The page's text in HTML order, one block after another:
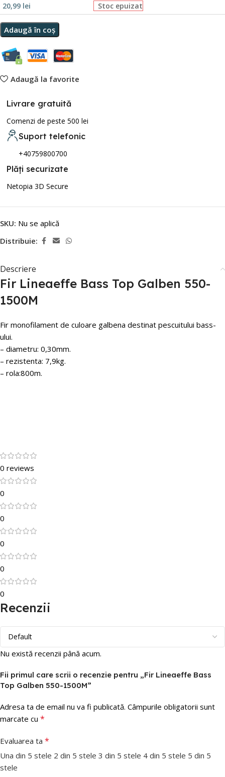
20,99 lei Stoc epuizat
Adaugă în coș
Adaugă la favorite
Livrare gratuită
Comenzi de peste 500 lei
Suport telefonic
+40759800700
Plăți securizate
Netopia 3D Secure
SKU: Nu se aplică
Distribuie:
Descriere
Fir Lineaeffe Bass Top Galben 550-
1500M
Fir monofilament de culoare galbena destinat pescuitului bass-
ului.
– diametru: 0,30mm.
– rezistenta: 7,9kg.
– rola:800m.
0 reviews
0
0
0
0
0
Recenzii
Nu există recenzii până acum.
Fii primul care scrii o recenzie pentru „Fir Lineaeffe Bass
Top Galben 550-1500M”
Adresa ta de email nu va fi publicată. Câmpurile obligatorii sunt
marcate cu *
Evaluarea ta *
Una din 5 stele 2 din 5 stele 3 din 5 stele 4 din 5 stele 5 din 5
stele